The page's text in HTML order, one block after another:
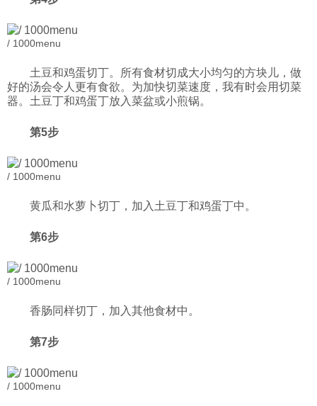
/ 1000menu
土豆和鸡蛋切丁。所有食材切成大小均匀的方块儿，做
好的汤会令人更有食欲。为加快切菜速度，我有时会用切菜
器。土豆丁和鸡蛋丁放入菜盆或小煎锅。
第5步
/ 1000menu
黄瓜和水萝卜切丁，加入土豆丁和鸡蛋丁中。
第6步
/ 1000menu
香肠同样切丁，加入其他食材中。
第7步
/ 1000menu